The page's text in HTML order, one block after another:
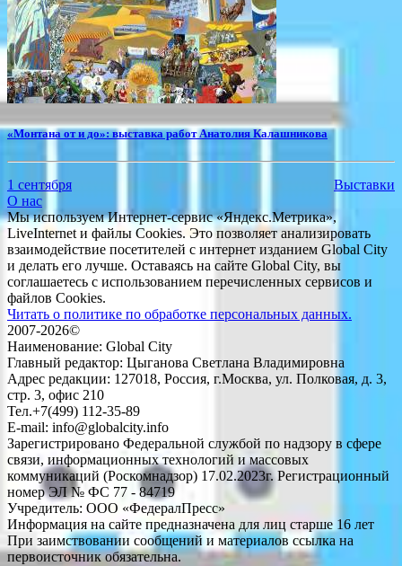
«Монтана от и до»: выставка работ Анатолия Калашникова
1 сентября
Выставки
О нас
Мы используем Интернет-сервис «Яндекс.Метрика»,
LiveInternet и файлы Cookies. Это позволяет анализировать
взаимодействие посетителей с интернет изданием Global City
и делать его лучше. Оставаясь на сайте Global City, вы
соглашаетесь с использованием перечисленных сервисов и
файлов Cookies.
Читать о политике по обработке персональных данных.
2007-2026©
Наименование: Global City
Главный редактор: Цыганова Светлана Владимировна
Адрес редакции: 127018, Россия, г.Москва, ул. Полковая, д. 3,
стр. 3, офис 210
Тел.+7(499) 112-35-89
E-mail: info@globalcity.info
Зарегистрировано Федеральной службой по надзору в сфере
связи, информационных технологий и массовых
коммуникаций (Роскомнадзор) 17.02.2023г. Регистрационный
номер ЭЛ № ФС 77 - 84719
Учредитель: ООО «ФедералПресс»
Информация на сайте предназначена для лиц старше 16 лет
При заимствовании сообщений и материалов ссылка на
первоисточник обязательна.